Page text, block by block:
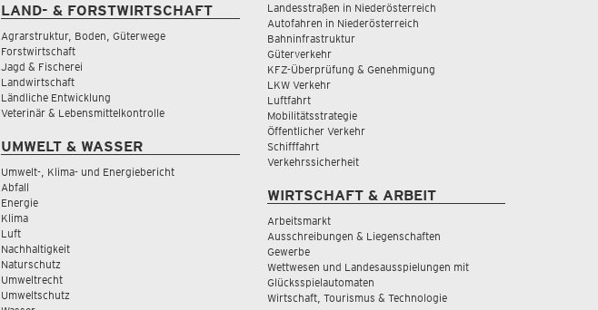
LAND- & FORSTWIRTSCHAFT
Agrarstruktur, Boden, Güterwege
Forstwirtschaft
Jagd & Fischerei
Landwirtschaft
Ländliche Entwicklung
Veterinär & Lebensmittelkontrolle
UMWELT & WASSER
Umwelt-, Klima- und Energiebericht
Abfall
Energie
Klima
Luft
Nachhaltigkeit
Naturschutz
Umweltrecht
Umweltschutz
Landesstraßen in Niederösterreich
Autofahren in Niederösterreich
Bahninfrastruktur
Güterverkehr
KFZ-Überprüfung & Genehmigung
LKW Verkehr
Luftfahrt
Mobilitätsstrategie
Öffentlicher Verkehr
Schifffahrt
Verkehrssicherheit
WIRTSCHAFT & ARBEIT
Arbeitsmarkt
Ausschreibungen & Liegenschaften
Gewerbe
Wettwesen und Landesausspielungen mit
Glücksspielautomaten
Wirtschaft, Tourismus & Technologie